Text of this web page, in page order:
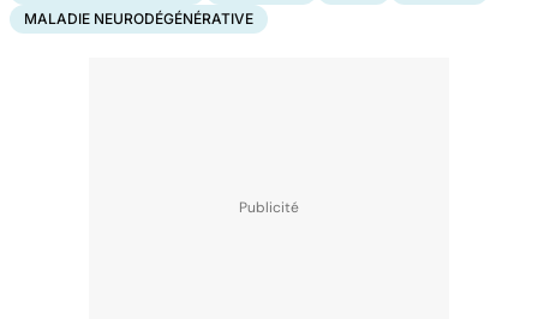
MALADIE NEURODÉGÉNÉRATIVE